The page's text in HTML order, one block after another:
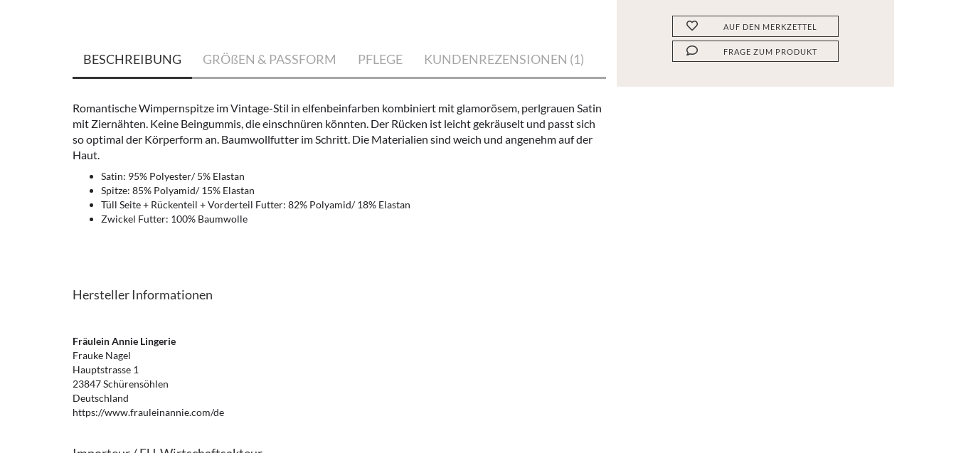
AUF DEN MERKZETTEL
FRAGE ZUM PRODUKT
BESCHREIBUNG GRÖßEN & PASSFORM PFLEGE KUNDENREZENSIONEN (1)
Romantische Wimpernspitze im Vintage-Stil in elfenbeinfarben kombiniert mit glamorösem, perlgrauen Satin
mit Ziernähten. Keine Beingummis, die einschnüren könnten. Der Rücken ist leicht gekräuselt und passt sich
so optimal der Körperform an. Baumwollfutter im Schritt. Die Materialien sind weich und angenehm auf der
Haut.
Satin: 95% Polyester/ 5% Elastan
Spitze: 85% Polyamid/ 15% Elastan
Tüll Seite + Rückenteil + Vorderteil Futter: 82% Polyamid/ 18% Elastan
Zwickel Futter: 100% Baumwolle
Hersteller Informationen
Fräulein Annie Lingerie
Frauke Nagel
Hauptstrasse 1
23847 Schürensöhlen
Deutschland
https://www.frauleinannie.com/de